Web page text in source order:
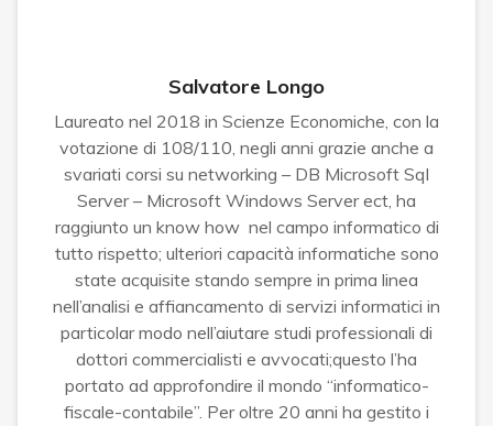
Salvatore Longo
Laureato nel 2018 in Scienze Economiche, con la
votazione di 108/110, negli anni grazie anche a
svariati corsi su networking – DB Microsoft Sql
Server – Microsoft Windows Server ect, ha
raggiunto un know how nel campo informatico di
tutto rispetto; ulteriori capacità informatiche sono
state acquisite stando sempre in prima linea
nell’analisi e affiancamento di servizi informatici in
particolar modo nell’aiutare studi professionali di
dottori commercialisti e avvocati;questo l’ha
portato ad approfondire il mondo “informatico-
fiscale-contabile”. Per oltre 20 anni ha gestito i